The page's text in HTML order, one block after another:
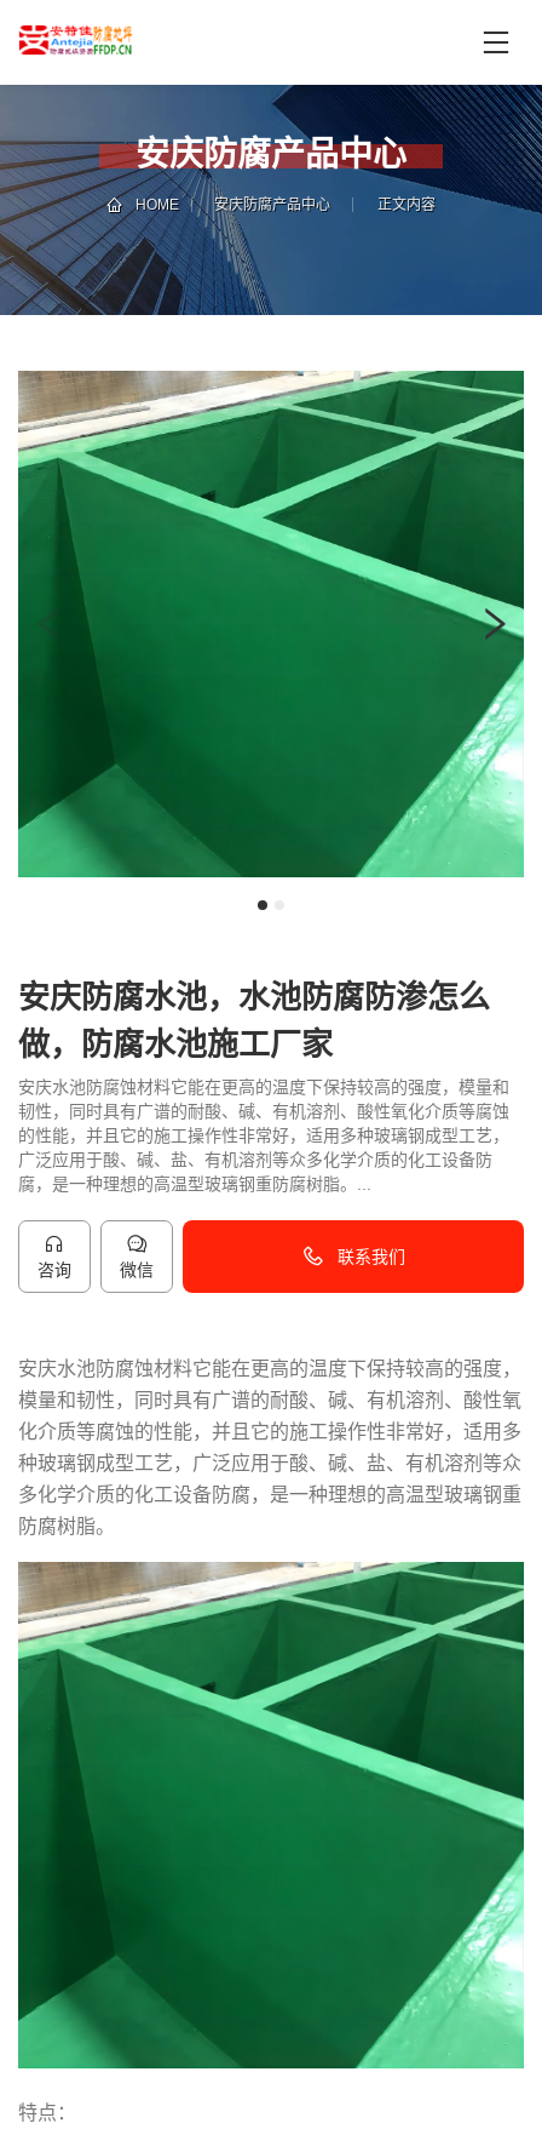
页
中
心
技
术
支
持
服
务
案
资
讯
服
务
区
安庆防腐产品中心
HOME 安庆防腐产品中心 正文内容
安庆防腐水池，水池防腐防渗怎么
做，防腐水池施工厂家
安庆水池防腐蚀材料它能在更高的温度下保持较高的强度，模量和
韧性，同时具有广谱的耐酸、碱、有机溶剂、酸性氧化介质等腐蚀
的性能，并且它的施工操作性非常好，适用多种玻璃钢成型工艺，
广泛应用于酸、碱、盐、有机溶剂等众多化学介质的化工设备防
腐，是一种理想的高温型玻璃钢重防腐树脂。...
咨询 微信
联系我们
安庆水池防腐蚀材料它能在更高的温度下保持较高的强度，
模量和韧性，同时具有广谱的耐酸、碱、有机溶剂、酸性氧
化介质等腐蚀的性能，并且它的施工操作性非常好，适用多
种玻璃钢成型工艺，广泛应用于酸、碱、盐、有机溶剂等众
多化学介质的化工设备防腐，是一种理想的高温型玻璃钢重
防腐树脂。
特点：